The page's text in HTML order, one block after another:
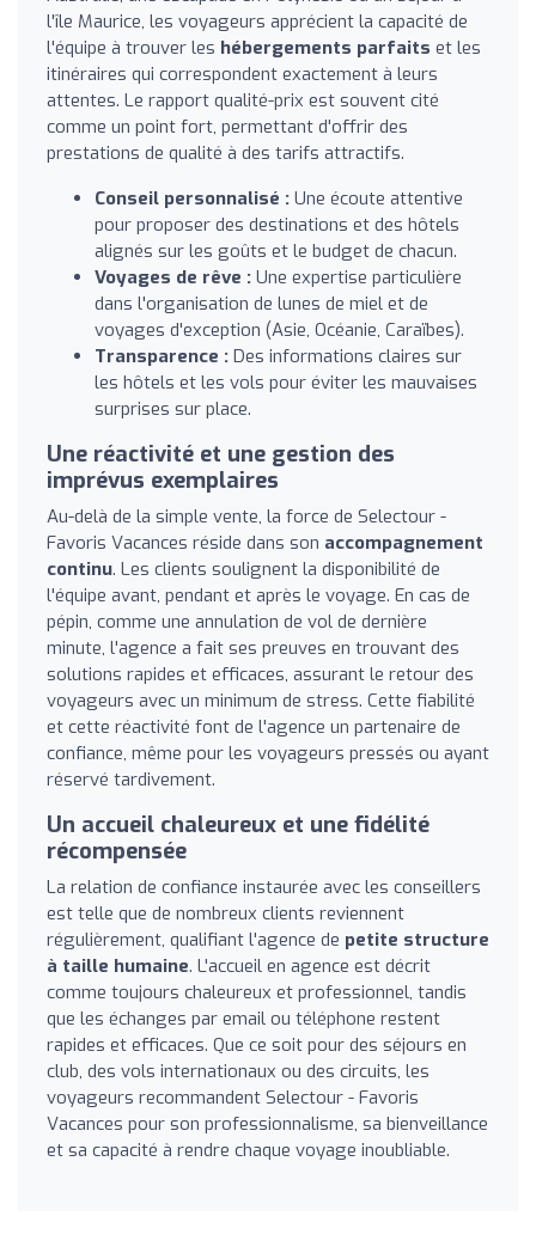
l'île Maurice, les voyageurs apprécient la capacité de
l'équipe à trouver les hébergements parfaits et les
itinéraires qui correspondent exactement à leurs
attentes. Le rapport qualité-prix est souvent cité
comme un point fort, permettant d'offrir des
prestations de qualité à des tarifs attractifs.
Conseil personnalisé : Une écoute attentive
pour proposer des destinations et des hôtels
alignés sur les goûts et le budget de chacun.
Voyages de rêve : Une expertise particulière
dans l'organisation de lunes de miel et de
voyages d'exception (Asie, Océanie, Caraïbes).
Transparence : Des informations claires sur
les hôtels et les vols pour éviter les mauvaises
surprises sur place.
Une réactivité et une gestion des
imprévus exemplaires
Au-delà de la simple vente, la force de Selectour -
Favoris Vacances réside dans son accompagnement
continu. Les clients soulignent la disponibilité de
l'équipe avant, pendant et après le voyage. En cas de
pépin, comme une annulation de vol de dernière
minute, l'agence a fait ses preuves en trouvant des
solutions rapides et efficaces, assurant le retour des
voyageurs avec un minimum de stress. Cette fiabilité
et cette réactivité font de l'agence un partenaire de
confiance, même pour les voyageurs pressés ou ayant
réservé tardivement.
Un accueil chaleureux et une fidélité
récompensée
La relation de confiance instaurée avec les conseillers
est telle que de nombreux clients reviennent
régulièrement, qualifiant l'agence de petite structure
à taille humaine. L'accueil en agence est décrit
comme toujours chaleureux et professionnel, tandis
que les échanges par email ou téléphone restent
rapides et efficaces. Que ce soit pour des séjours en
club, des vols internationaux ou des circuits, les
voyageurs recommandent Selectour - Favoris
Vacances pour son professionnalisme, sa bienveillance
et sa capacité à rendre chaque voyage inoubliable.